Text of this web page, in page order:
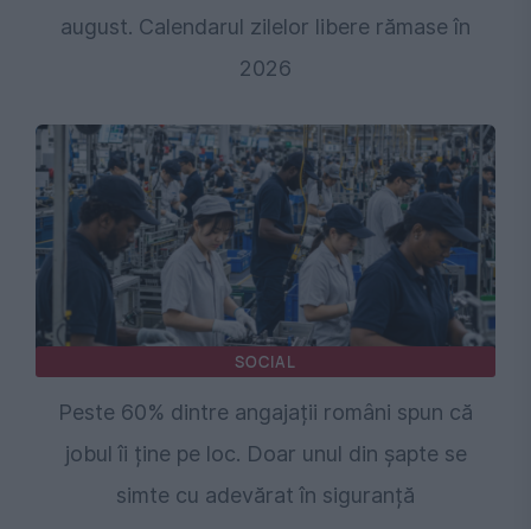
august. Calendarul zilelor libere rămase în
2026
SOCIAL
Peste 60% dintre angajații români spun că
jobul îi ține pe loc. Doar unul din șapte se
simte cu adevărat în siguranță